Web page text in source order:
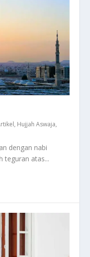
, Hujjah Aswaja,
dengan nabi
teguran atas...